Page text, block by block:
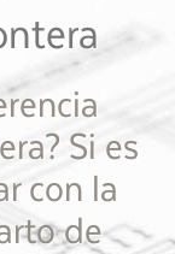
Si es
con la
de